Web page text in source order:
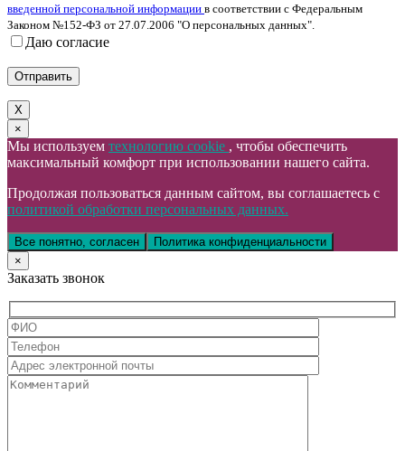
введенной персональной информации в соответствии с Федеральным
Законом №152-ФЗ от 27.07.2006 "О персональных данных".
Даю согласие
X
×
Мы используем технологию cookie , чтобы обеспечить
максимальный комфорт при использовании нашего сайта.
Продолжая пользоваться данным сайтом, вы соглашаетесь с
политикой обработки персональных данных.
Все понятно, согласен
Политика конфиденциальности
×
Заказать звонок